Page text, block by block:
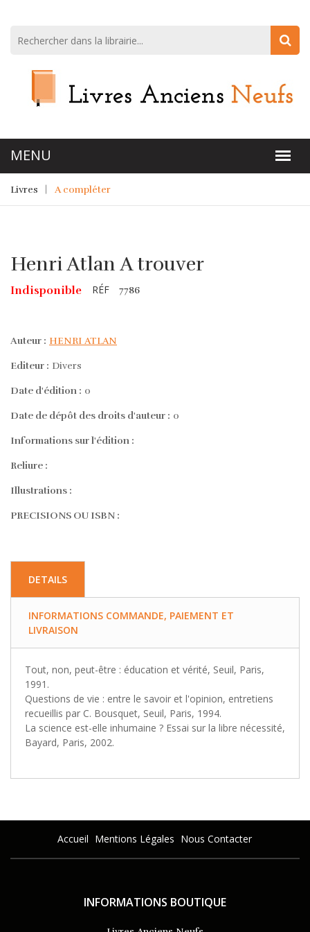
Livres A compléter
Henri Atlan A trouver
Indisponible RÉF 7786
Auteur : HENRI ATLAN
Editeur : Divers
Date d'édition : 0
Date de dépôt des droits d'auteur : 0
Informations sur l'édition :
Reliure :
Illustrations :
PRECISIONS OU ISBN :
DETAILS
INFORMATIONS COMMANDE, PAIEMENT ET
LIVRAISON
Tout, non, peut-être : éducation et vérité, Seuil, Paris,
1991.
Questions de vie : entre le savoir et l'opinion, entretiens
recueillis par C. Bousquet, Seuil, Paris, 1994.
La science est-elle inhumaine ? Essai sur la libre nécessité,
Bayard, Paris, 2002.
Accueil Mentions Légales Nous Contacter
INFORMATIONS BOUTIQUE